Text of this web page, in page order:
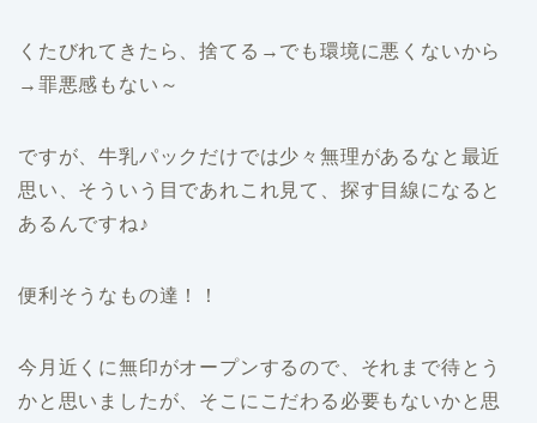
くたびれてきたら、捨てる→でも環境に悪くないから
→罪悪感もない～
ですが、牛乳パックだけでは少々無理があるなと最近
思い、そういう目であれこれ見て、探す目線になると
あるんですね♪
便利そうなもの達！！
今月近くに無印がオープンするので、それまで待とう
かと思いましたが、そこにこだわる必要もないかと思